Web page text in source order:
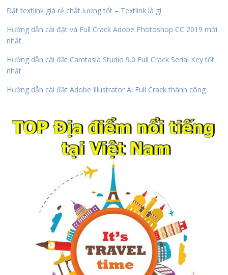
Đặt textlink giá rẻ chất lượng tốt – Textlink là gì
Hướng dẫn cài đặt và Full Crack Adobe Photoshop CC 2019 mới
nhất
Hướng dẫn cài đặt Camtasia Studio 9.0 Full Crack Serial Key tốt
nhất
Hướng dẫn cài đặt Adobe Illustrator Ai Full Crack thành công